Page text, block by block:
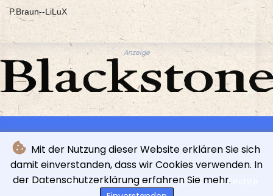
Mit der Nutzung dieser Website erklären Sie sich
damit einverstanden, dass wir Cookies verwenden. In
der Datenschutzerklärung erfahren Sie mehr.
P.Braun--LiLuX
Anzeige
© L'indépendance Luxembourgeoise - 2026 - Alle Rechte